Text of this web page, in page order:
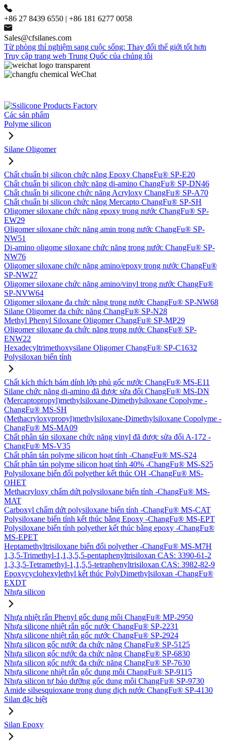
+86 27 8439 6550 | +86 181 6277 0058
Sales@cfsilanes.com
Từ phòng thí nghiệm sang cuộc sống: Thay đổi thế giới tốt hơn
Truy cập trang web Trung Quốc của chúng tôi
Các sản phẩm
Polyme silicon
Silane Oligomer
Chất chuẩn bị silicon chức năng Epoxy ChangFu® SP-E20
Chất chuẩn bị silicon chức năng di-amino ChangFu® SP-DN46
Chất chuẩn bị silicone chức năng Acryloxy ChangFu® SP-A70
Chất chuẩn bị silicon chức năng Mercapto ChangFu® SP-SH
Oligomer siloxane chức năng epoxy trong nước ChangFu® SP-
EW29
Oligomer siloxane chức năng amin trong nước ChangFu® SP-
NW51
Di-amino oligome siloxane chức năng trong nước ChangFu® SP-
NW76
Oligomer siloxane chức năng amino/epoxy trong nước ChangFu®
SP-NW27
Oligomer siloxane chức năng amino/vinyl trong nước ChangFu®
SP-NVW64
Oligomer siloxane đa chức năng trong nước ChangFu® SP-NW68
Silane Oligomer đa chức năng ChangFu® SP-N28
Methyl Phenyl Siloxane Oligomer ChangFu® SP-MP29
Oligomer siloxane đa chức năng trong nước ChangFu® SP-
ENW22
Hexadecyltrimethoxysilane Oligomer ChangFu® SP-C1632
Polysiloxan biến tính
Chất kích thích bám dính lớp phủ gốc nước ChangFu® MS-E11
Silane chức năng di-amino đã được sửa đổi ChangFu® MS-DN
(Mercaptopropyl)methylsiloxane-Dimethylsiloxane Copolyme -
ChangFu® MS-SH
(Methacryloxypropyl)methylsiloxane-Dimethylsiloxane Copolyme -
ChangFu® MS-MA09
Chất phân tán siloxane chức năng vinyl đã được sửa đổi A-172 -
ChangFu® MS-V35
Chất phân tán polyme silicon hoạt tính -ChangFu® MS-S24
Chất phân tán polyme silicon hoạt tính 40% -ChangFu® MS-S25
Polysiloxane biến đổi polyether kết thúc OH -ChangFu® MS-
OHET
Methacryloxy chấm dứt polysiloxane biến tính -ChangFu® MS-
MAT
Carboxyl chấm dứt polysiloxane biến tính -ChangFu® MS-CAT
Polysiloxane biến tính kết thúc bằng Epoxy -ChangFu® MS-EPT
Polysiloxane biến tính polyether kết thúc bằng epoxy -ChangFu®
MS-EPET
Heptamethyltrisiloxane biến đổi polyether -ChangFu® MS-M7H
1,3,5-Trimethyl-1,1,3,5,5-pentaphenyltrisiloxan CAS: 3390-61-2
1,3,3,5-Tetramethyl-1,1,5,5-tetraphenyltrisiloxan CAS: 3982-82-9
Epoxycyclohexylethyl kết thúc PolyDimethylsiloxan -ChangFu®
EXDT
Nhựa silicon
Nhựa nhiệt rắn Phenyl gốc dung môi ChangFu® MP-2950
Nhựa silicone nhiệt rắn gốc nước ChangFu® SP-2231
Nhựa silicone nhiệt rắn gốc nước ChangFu® SP-2924
Nhựa silicon gốc nước đa chức năng ChangFu® SP-5125
Nhựa silicon gốc nước đa chức năng ChangFu® SP-6830
Nhựa silicon gốc nước đa chức năng ChangFu® SP-7630
Nhựa silicone nhiệt rắn gốc dung môi ChangFu® SP-9115
Nhựa silicon tự bảo dưỡng gốc dung môi ChangFu® SP-9730
Amide silsesquioxane trong dung dịch nước ChangFu® SP-4130
Silan đặc biệt
Silan Epoxy